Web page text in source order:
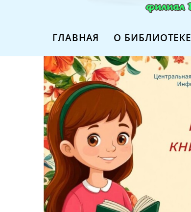
ГЛАВНАЯ О БИБЛИОТЕКЕ